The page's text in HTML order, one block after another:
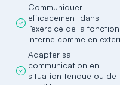
Communiquer
efficacement dans
l’exercice de la
interne comme en
Adapter sa
communication en
situation tendue ou de